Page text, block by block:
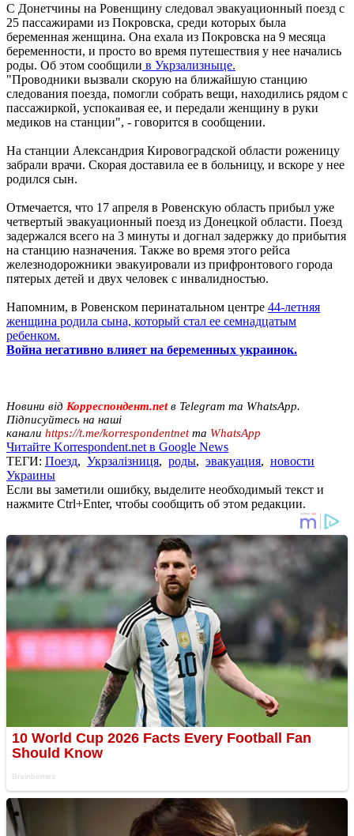
С Донетчины на Ровенщину следовал эвакуационный поезд с
25 пассажирами из Покровска, среди которых была
беременная женщина. Она ехала из Покровска на 9 месяца
беременности, и просто во время путешествия у нее начались
роды. Об этом сообщили в Укрзализныце.
"Проводники вызвали скорую на ближайшую станцию
следования поезда, помогли собрать вещи, находились рядом с
пассажиркой, успокаивая ее, и передали женщину в руки
медиков на станции", - говорится в сообщении.
На станции Александрия Кировоградской области роженицу
забрали врачи. Скорая доставила ее в больницу, и вскоре у нее
родился сын.
Отмечается, что 17 апреля в Ровенскую область прибыл уже
четвертый эвакуационный поезд из Донецкой области. Поезд
задержался всего на 3 минуты и догнал задержку до прибытия
на станцию назначения. Также во время этого рейса
железнодорожники эвакуировали из прифронтового города
пятерых детей и двух человек с инвалидностью.
Напомним, в Ровенском перинатальном центре 44-летняя
женщина родила сына, который стал ее семнадцатым
ребенком.
Война негативно влияет на беременных украинок.
Новини від Корреспондент.netв Telegram та WhatsApp.
Підписуйтесь на наші
канали https://t.me/korrespondentnetта WhatsApp
Читайте Korrespondent.net в Google News
ТЕГИ: Поезд, Укрзалізниця, роды, эвакуация, новости
Украины
Если вы заметили ошибку, выделите необходимый текст и
нажмите Ctrl+Enter, чтобы сообщить об этом редакции.